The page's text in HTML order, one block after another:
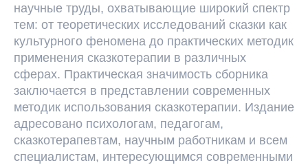
научные труды, охватывающие широкий спектр
тем: от теоретических исследований сказки как
культурного феномена до практических методик
применения сказкотерапии в различных
сферах. Практическая значимость сборника
заключается в представлении современных
методик использования сказкотерапии. Издание
адресовано психологам, педагогам,
сказкотерапевтам, научным работникам и всем
специалистам, интересующимся современными
Академия
Игоря
Бурганова
Лицензия на ведение
образовательной деятельности №
Л035-01298-77/00179875
от 16 февраля 2021 года